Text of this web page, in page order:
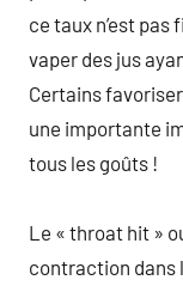
ce taux n’est
vaper des jus
Certains
une importante
tous les goûts !
Le « throat hit »
contraction dans